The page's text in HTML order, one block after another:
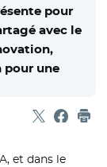
pour
avec le
pour une
Partager
- Nouvelle
-
et dans le